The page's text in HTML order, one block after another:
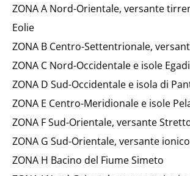
ZONA A Nord-Orientale, versante
Eolie
ZONA B Centro-Settentrionale,
ZONA C Nord-Occidentale e isole
ZONA D Sud-Occidentale e isola di
ZONA E Centro-Meridionale e isole
ZONA F Sud-Orientale, versante
ZONA G Sud-Orientale, versante ionico
ZONA H Bacino del Fiume Simeto